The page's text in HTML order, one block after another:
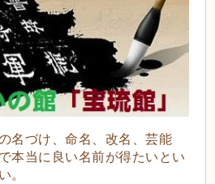
名づけ、命名、改名、芸能
本当に良い名前が得たいとい
。